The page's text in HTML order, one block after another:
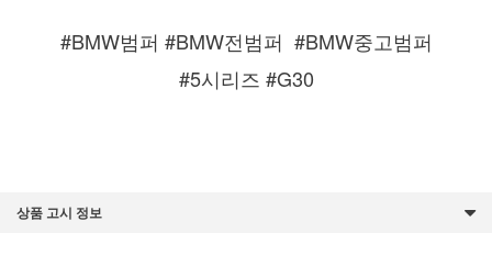
#BMW범퍼 #BMW전범퍼 #BMW중고범퍼
#5시리즈 #G30
상품 고시 정보